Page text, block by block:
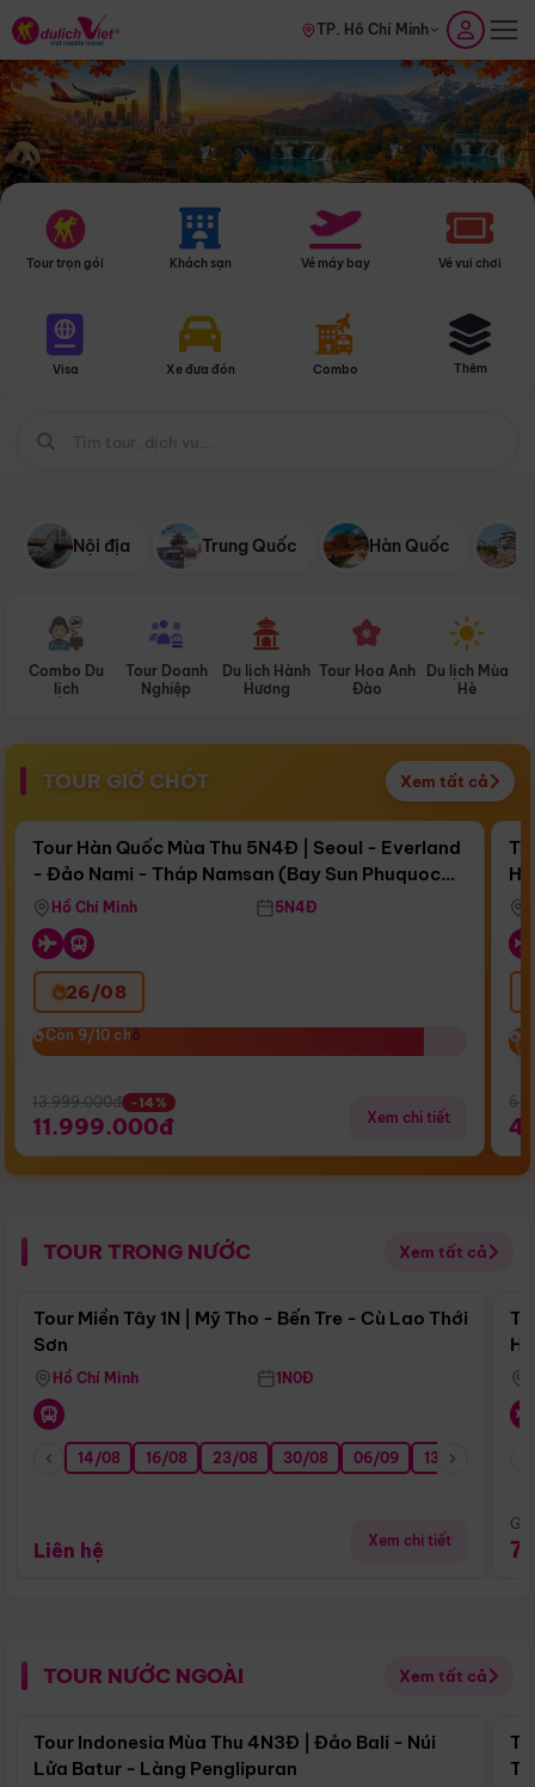
TP. Hồ Chí Minh
Tour trọn gói Khách sạn Vé máy bay Vé vui chơi
Visa Xe đưa đón Combo Thêm
Nội địa Trung Quốc Hàn Quốc
Combo Du
lịch
Tour Doanh
Nghiệp
Du lịch Hành
Hương
Tour Hoa Anh
Đào
Du lịch Mùa
Hè
TOUR GIỜ CHÓT Xem tất cả
Còn16 ngày 14:30:56
Bay Sun Phuquoc Airways
Điểm nổi bật
Tour Hàn Quốc Mùa Thu 5N4Đ | Seoul - Everland
- Đảo Nami - Tháp Namsan (Bay Sun Phuquoc
Airways)
Hồ Chí Minh 5N4Đ
26/08
Còn 9/10 chỗ
Còn 9/10 chỗ
13.999.000đ -14%
11.999.000đ Xem chi tiết
TOUR TRONG NƯỚC Xem tất cả
Điểm nổi bật
Tour Miền Tây 1N | Mỹ Tho - Bến Tre - Cù Lao Thới
Sơn
Hồ Chí Minh 1N0Đ
14/08 16/08 23/08 30/08 06/09 13/09
Liên hệ Xem chi tiết
TOUR NƯỚC NGOÀI Xem tất cả
Điểm nổi bật
Tour Indonesia Mùa Thu 4N3Đ | Đảo Bali - Núi
Lửa Batur - Làng Penglipuran